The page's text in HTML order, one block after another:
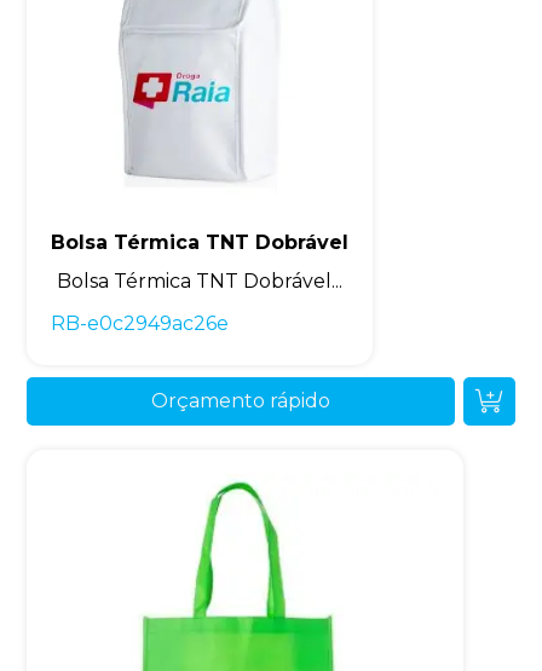
Bolsa Térmica TNT Dobrável
Bolsa Térmica TNT Dobrável...
RB-e0c2949ac26e
Orçamento rápido